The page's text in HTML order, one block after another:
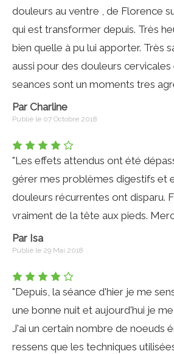
douleurs au ventre , de Florence
qui est transformer depuis. Très
bien quelle à pu lui apporter. Très
aussi pour des douleurs cervicales
seances sont un moments tres
Par Charline
Publié le 07 Octobre 2018
"Les effets attendus ont été
gérer mes problèmes digestifs et
douleurs récurrentes ont disparu.
vraiment de la tête aux pieds.
Par Isa
Publié le 29 Mai 2018
"Depuis, la séance d'hier je me
une bonne nuit et aujourd'hui je
J'ai un certain nombre de noeuds
ressens que les techniques